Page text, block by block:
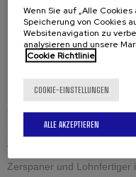
Baumaschinen
Instandhaltung und
Kesselbau
Lager und Tanks
Petrochemie und
Schiffbau und Militär
Tiefbau
Transport und Hubsysteme
Wind- und Thermalenergien
Zerspaner und Lohnfertiger
Wenn Sie auf „Alle
Speicherung von Cookies
Websitenavigation zu
analysieren und unsere
Cookie Richtlinie
COOKIE-EINSTELLUNGEN
ALLE AKZEPTIEREN